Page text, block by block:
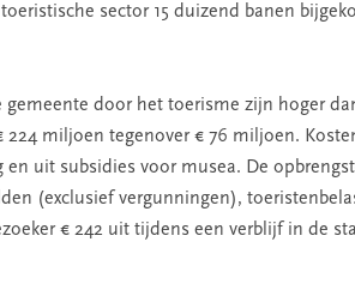
sector 15 duizend banen
gemeente door het toerisme zijn hoger
224 miljoen tegenover € 76 miljoen.
en uit subsidies voor musea. De
(exclusief vergunningen),
€ 242 uit tijdens een verblijf in de